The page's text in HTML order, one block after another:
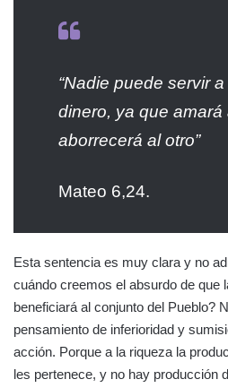
“Nadie puede servir
dinero, ya que amará
aborrecerá al otro”
Mateo 6,24.
Esta sentencia es muy clara y no
cuándo creemos el absurdo de que
beneficiará al conjunto del Pueblo?
pensamiento de inferioridad y
acción. Porque a la riqueza la
les pertenece, y no hay producción